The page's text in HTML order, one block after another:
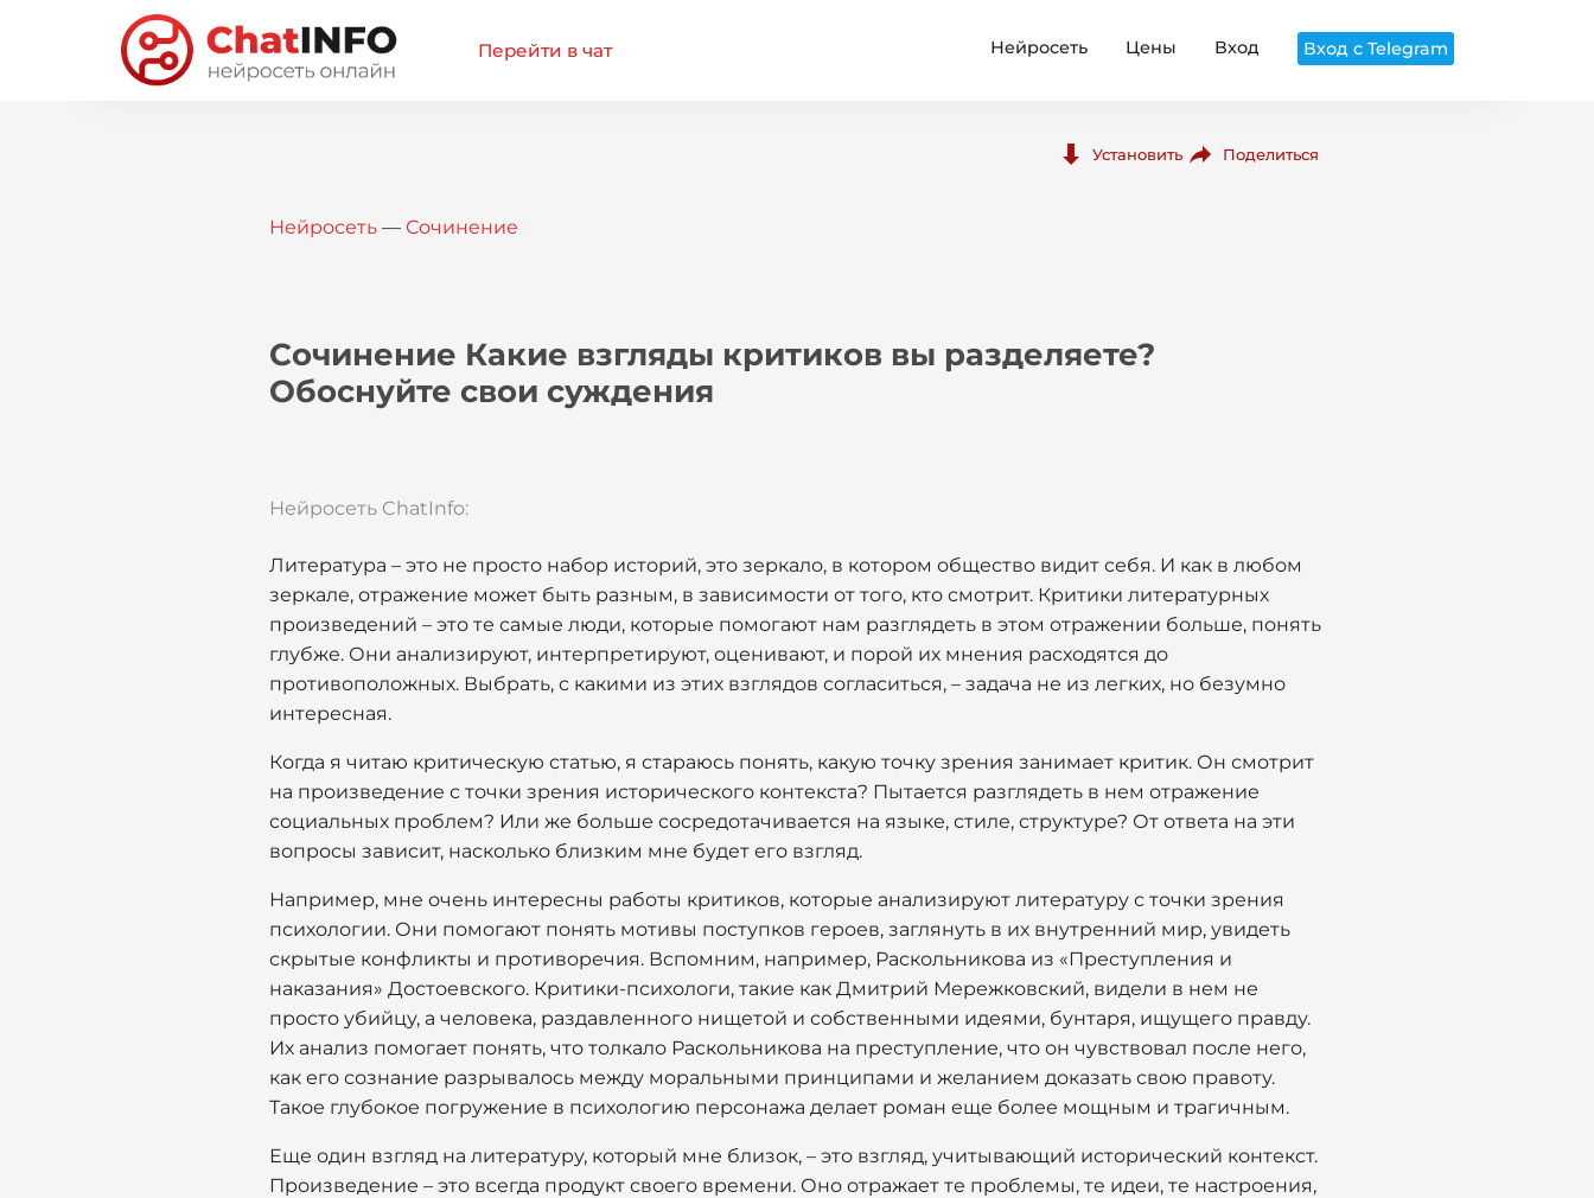
Перейти в чат Нейросеть Цены Вход Вход с Telegram
Установить Поделиться
Нейросеть — Сочинение
Сочинение Какие взгляды критиков вы разделяете?
Обоснуйте свои суждения
Нейросеть ChatInfo:
Литература – это не просто набор историй, это зеркало, в котором общество видит себя. И как в любом
зеркале, отражение может быть разным, в зависимости от того, кто смотрит. Критики литературных
произведений – это те самые люди, которые помогают нам разглядеть в этом отражении больше, понять
глубже. Они анализируют, интерпретируют, оценивают, и порой их мнения расходятся до
противоположных. Выбрать, с какими из этих взглядов согласиться, – задача не из легких, но безумно
интересная.
Когда я читаю критическую статью, я стараюсь понять, какую точку зрения занимает критик. Он смотрит
на произведение с точки зрения исторического контекста? Пытается разглядеть в нем отражение
социальных проблем? Или же больше сосредотачивается на языке, стиле, структуре? От ответа на эти
вопросы зависит, насколько близким мне будет его взгляд.
Например, мне очень интересны работы критиков, которые анализируют литературу с точки зрения
психологии. Они помогают понять мотивы поступков героев, заглянуть в их внутренний мир, увидеть
скрытые конфликты и противоречия. Вспомним, например, Раскольникова из «Преступления и
наказания» Достоевского. Критики-психологи, такие как Дмитрий Мережковский, видели в нем не
просто убийцу, а человека, раздавленного нищетой и собственными идеями, бунтаря, ищущего правду.
Их анализ помогает понять, что толкало Раскольникова на преступление, что он чувствовал после него,
как его сознание разрывалось между моральными принципами и желанием доказать свою правоту.
Такое глубокое погружение в психологию персонажа делает роман еще более мощным и трагичным.
Еще один взгляд на литературу, который мне близок, – это взгляд, учитывающий исторический контекст.
Произведение – это всегда продукт своего времени. Оно отражает те проблемы, те идеи, те настроения,